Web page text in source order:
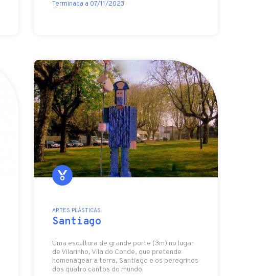
Terminada a 07/11/2023
ARTES PLÁSTICAS
Santiago
Uma escultura de grande porte (3m) no lugar
de Vilarinho, Vila do Conde, que pretende
homenagear a terra, Santiago e os peregrinos
dos quatro cantos do mundo.